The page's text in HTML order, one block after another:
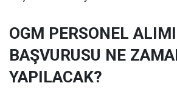
OGM PERSONEL ALIMI
BAŞVURUSU NE
YAPILACAK?